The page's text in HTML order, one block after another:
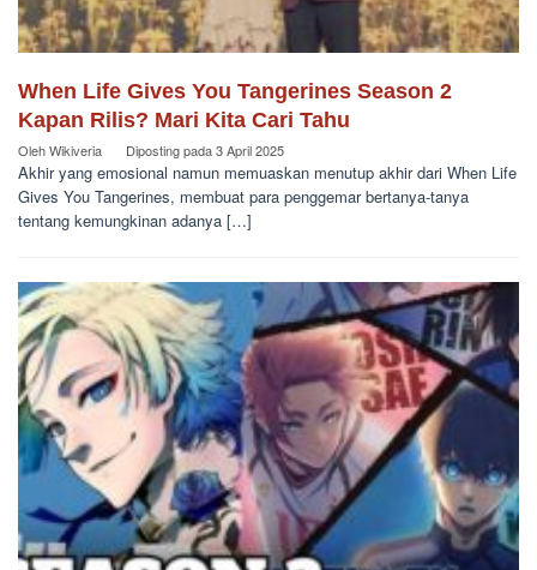
When Life Gives You Tangerines Season 2
Kapan Rilis? Mari Kita Cari Tahu
OlehWikiveria Diposting pada3 April 2025
Akhir yang emosional namun memuaskan menutup akhir dari When Life
Gives You Tangerines, membuat para penggemar bertanya-tanya
tentang kemungkinan adanya […]